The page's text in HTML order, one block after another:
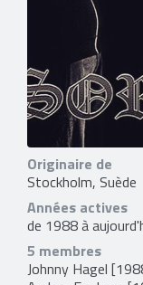
Originaire de
Stockholm, Suède
Années actives
de 1988 à
5 membres
Johnny Hagel